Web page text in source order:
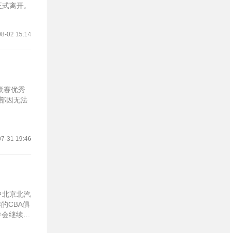
离开。
02 15:14
赛优秀
因无法
31 19:46
北京北汽
CBA俱
继续和